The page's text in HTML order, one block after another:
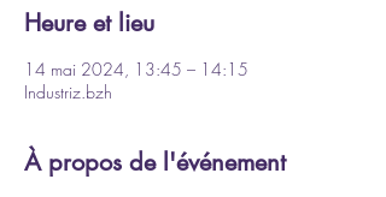
Heure et lieu
14 mai 2024, 13:45 – 14:15
Industriz.bzh
À propos de l'événement